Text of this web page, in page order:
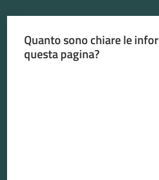
pretorio
Sportello
telematico
Quanto sono chiare le
questa pagina?